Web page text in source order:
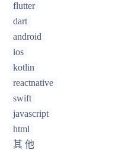
flutter
dart
android
ios
kotlin
reactnative
swift
javascript
html
其 他